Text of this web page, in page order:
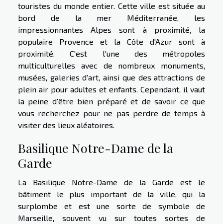
touristes du monde entier. Cette ville est située au
bord de la mer Méditerranée, les
impressionnantes Alpes sont à proximité, la
populaire Provence et la Côte d'Azur sont à
proximité. C'est l'une des métropoles
multiculturelles avec de nombreux monuments,
musées, galeries d'art, ainsi que des attractions de
plein air pour adultes et enfants. Cependant, il vaut
la peine d'être bien préparé et de savoir ce que
vous recherchez pour ne pas perdre de temps à
visiter des lieux aléatoires.
Basilique Notre-Dame de la
Garde
La Basilique Notre-Dame de la Garde est le
bâtiment le plus important de la ville, qui la
surplombe et est une sorte de symbole de
Marseille, souvent vu sur toutes sortes de